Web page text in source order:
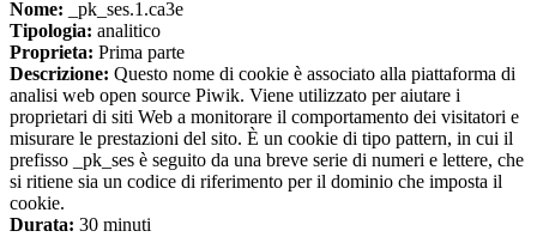
Nome: _pk_ses.1.ca3e
Tipologia: analitico
Proprieta: Prima parte
Descrizione: Questo nome di cookie è associato alla piattaforma di
analisi web open source Piwik. Viene utilizzato per aiutare i
proprietari di siti Web a monitorare il comportamento dei visitatori e
misurare le prestazioni del sito. È un cookie di tipo pattern, in cui il
prefisso _pk_ses è seguito da una breve serie di numeri e lettere, che
si ritiene sia un codice di riferimento per il dominio che imposta il
cookie.
Durata: 30 minuti